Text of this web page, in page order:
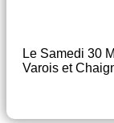
Le Samedi 30
Varois et